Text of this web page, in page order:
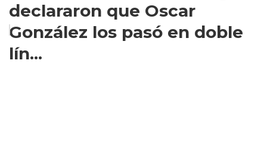
declararon que Oscar
González los pasó en doble
lín...